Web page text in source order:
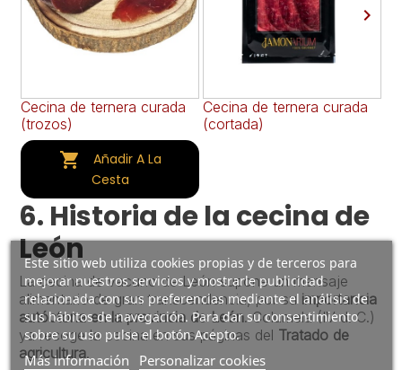
Este sitio web utiliza cookies propias y de terceros para
mejorar nuestros servicios y mostrarle publicidad
relacionada con sus preferencias mediante el análisis de
sus hábitos de navegación. Para dar su consentimiento
sobre su uso pulse el botón Acepto.
Más información Personalizar cookies
Cecina de ternera curada
(trozos)

Cesta
Cecina de ternera curada
(cortada)

6. Historia de la cecina de
León
La cecina de vacuno de León supone un mensaje
alimentario de gran transcendencia, por su importancia
autóctona en la provincia de León. Columela (IV d. C.)
ya recoge la cecina en sus páginas del Tratado de
agricultura.